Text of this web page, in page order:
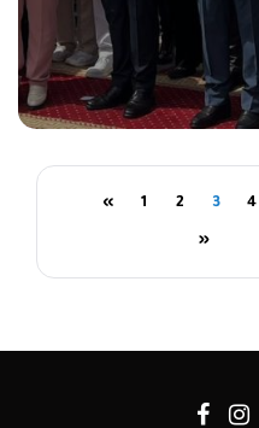
« 1 2 3 4
»